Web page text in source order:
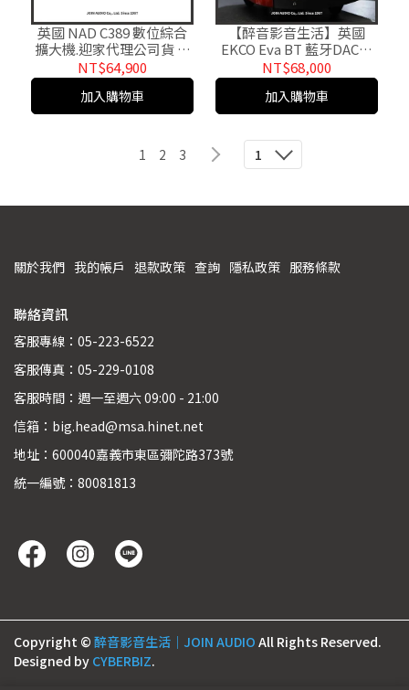
英國 NAD C389 數位綜合
擴大機.迎家代理公司貨 醉
音影音生活
NT$64,900
加入購物車
【醉音影音生活】英國
EKCO Eva BT 藍牙DAC真
空管綜合擴大機.台灣公司
貨
NT$68,000
加入購物車
1 2 3 1
關於我們 我的帳戶 退款政策 查詢 隱私政策 服務條款
聯絡資訊
客服專線：05-223-6522
客服傳真：05-229-0108
客服時間：週一至週六 09:00 - 21:00
信箱：big.head@msa.hinet.net
地址：600040嘉義市東區彌陀路373號
統一編號：80081813
Copyright © 醉音影音生活｜JOIN AUDIO All Rights Reserved.
Designed by CYBERBIZ.